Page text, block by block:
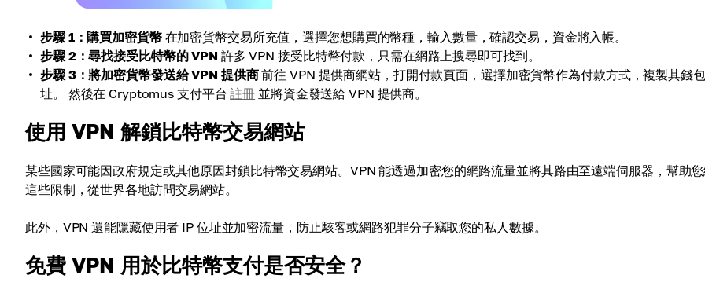
步驟 1：購買加密貨幣在加密貨幣交易所充值，選擇您想購買的幣種，輸入數量，確認交易，資金將入帳。
步驟 2：尋找接受比特幣的 VPN 許多 VPN 接受比特幣付款，只需在網路上搜尋即可找到。
步驟 3：將加密貨幣發送給 VPN 提供商前往 VPN 提供商網站，打開付款頁面，選擇加密貨幣作為付款方式，複製其錢
址。 然後在 Cryptomus 支付平台註冊 並將資金發送給 VPN 提供商。
使用 VPN 解鎖比特幣交易網站
某些國家可能因政府規定或其他原因封鎖比特幣交易網站。VPN 能透過加密您的網路流量並將其路由至遠端伺服器，幫助
這些限制，從世界各地訪問交易網站。
此外，VPN 還能隱藏使用者 IP 位址並加密流量，防止駭客或網路犯罪分子竊取您的私人數據。
免費 VPN 用於比特幣支付是否安全？